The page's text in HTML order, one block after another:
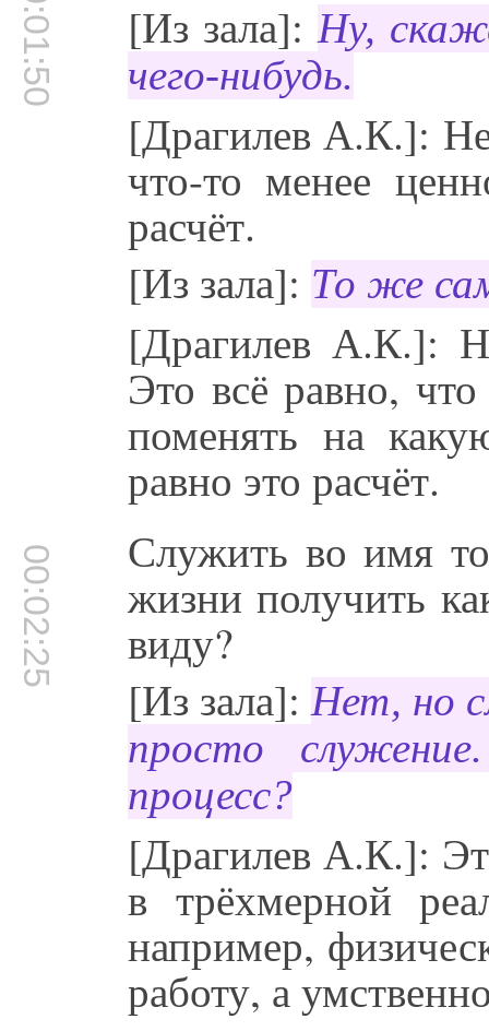
00:01:50 [Из зала]:Ну,
чего-нибудь.
[Драгилев А.К.]:
что-то менее
расчёт.
[Из зала]: То же
[Драгилев А.К.]:
Это всё равно,
поменять на
равно это расчёт.
00:02:25 Служить во имя
жизни получить
виду?
[Из зала]:Нет, но
просто
процесс?
[Драгилев А.К.]:
в трёхмерной
например,
работу, а